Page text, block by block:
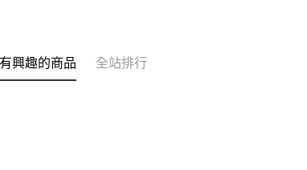
興趣的商品 全站排行